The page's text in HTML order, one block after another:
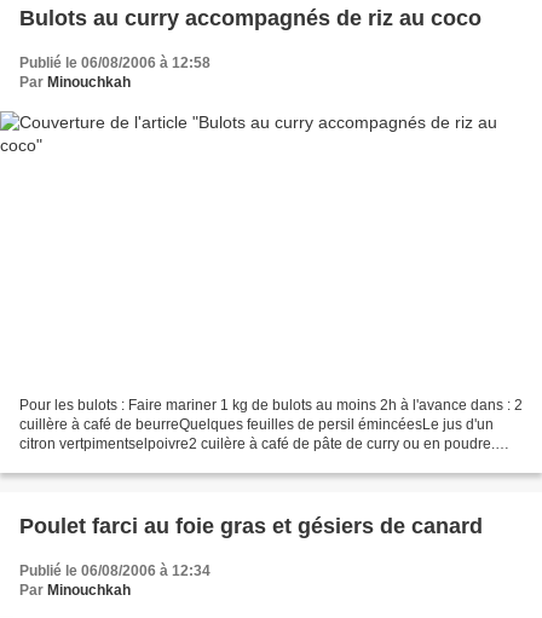
Bulots au curry accompagnés de riz au coco
Publié le 06/08/2006 à 12:58
Par Minouchkah
Pour les bulots : Faire mariner 1 kg de bulots au moins 2h à l'avance dans : 2
cuillère à café de beurreQuelques feuilles de persil émincéesLe jus d'un
citron vertpimentselpoivre2 cuilère à café de pâte de curry ou en poudre.
Poulet farci au foie gras et gésiers de canard
Publié le 06/08/2006 à 12:34
Par Minouchkah